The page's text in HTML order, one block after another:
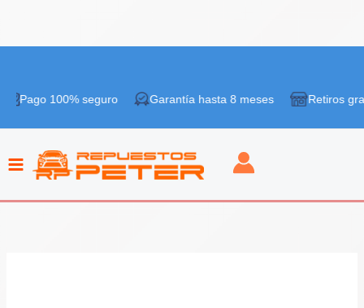
contenido
100% seguro Garantía hasta 8 meses Retiros gratis en